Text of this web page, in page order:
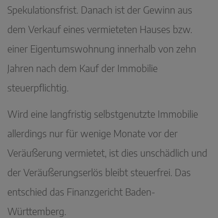
Spekulationsfrist. Danach ist der Gewinn aus
dem Verkauf eines vermieteten Hauses bzw.
einer Eigentumswohnung innerhalb von zehn
Jahren nach dem Kauf der Immobilie
steuerpflichtig.
Wird eine langfristig selbstgenutzte Immobilie
allerdings nur für wenige Monate vor der
Veräußerung vermietet, ist dies unschädlich und
der Veräußerungserlös bleibt steuerfrei. Das
entschied das Finanzgericht Baden-
Württemberg.